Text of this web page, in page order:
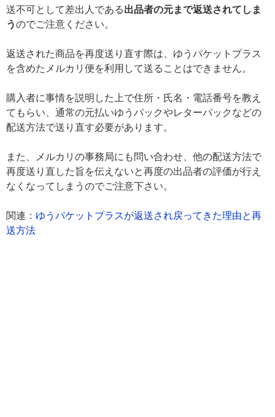
送不可として差出人である出品者の元まで返送されてしま
うのでご注意ください。
返送された商品を再度送り直す際は、ゆうパケットプラス
を含めたメルカリ便を利用して送ることはできません。
購入者に事情を説明した上で住所・氏名・電話番号を教え
てもらい、通常の元払いゆうパックやレターパックなどの
配送方法で送り直す必要があります。
また、メルカリの事務局にも問い合わせ、他の配送方法で
再度送り直した旨を伝えないと再度の出品者の評価が行え
なくなってしまうのでご注意下さい。
関連： ゆうパケットプラスが返送され戻ってきた理由と再
送方法